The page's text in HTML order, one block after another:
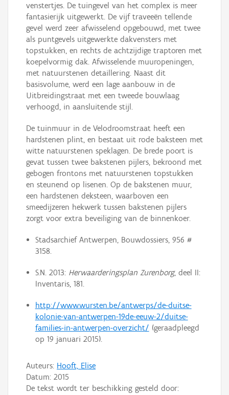
venstertjes. De tuingevel van het complex is meer
fantasierijk uitgewerkt. De vijf traveeën tellende
gevel werd zeer afwisselend opgebouwd, met twee
als puntgevels uitgewerkte dakvensters met
topstukken, en rechts de achtzijdige traptoren met
koepelvormig dak. Afwisselende muuropeningen,
met natuurstenen detaillering. Naast dit
basisvolume, werd een lage aanbouw in de
Uitbreidingstraat met een tweede bouwlaag
verhoogd, in aansluitende stijl.
De tuinmuur in de Velodroomstraat heeft een
hardstenen plint, en bestaat uit rode baksteen met
witte natuurstenen speklagen. De brede poort is
gevat tussen twee bakstenen pijlers, bekroond met
gebogen frontons met natuurstenen topstukken
en steunend op lisenen. Op de bakstenen muur,
een hardstenen deksteen, waarboven een
smeedijzeren hekwerk tussen bakstenen pijlers
zorgt voor extra beveiliging van de binnenkoer.
Stadsarchief Antwerpen, Bouwdossiers, 956 #
3158.
S.N. 2013: Herwaarderingsplan Zurenborg, deel II:
Inventaris, 181.
http://www.wursten.be/antwerps/de-duitse-
kolonie-van-antwerpen-19de-eeuw-2/duitse-
families-in-antwerpen-overzicht/ (geraadpleegd
op 19 januari 2015).
Auteurs: Hooft, Elise
Datum: 2015
De tekst wordt ter beschikking gesteld door: